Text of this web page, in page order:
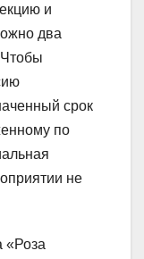
и
два
срок
по
не
«Роза